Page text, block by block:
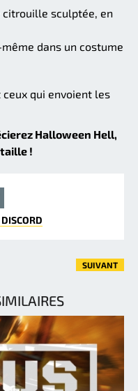
citrouille sculptée, en
dans un costume
qui envoient les
Halloween Hell,
!
SUIVANT